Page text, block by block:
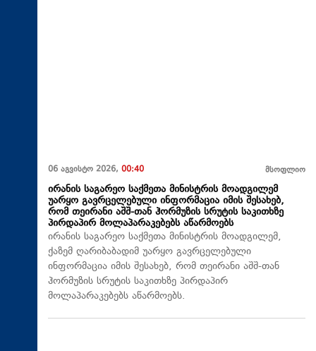
06 აგვისტო 2026, 00:40 მსოფლიო
ირანის საგარეო საქმეთა მინისტრის მოადგილემ
უარყო გავრცელებული ინფორმაცია იმის შესახებ,
რომ თეირანი აშშ-თან ჰორმუზის სრუტის საკითხზე
პირდაპირ მოლაპარაკებებს აწარმოებს
ირანის საგარეო საქმეთა მინისტრის მოადგილემ,
ქაზემ ღარიბაბადიმ უარყო გავრცელებული
ინფორმაცია იმის შესახებ, რომ თეირანი აშშ-თან
ჰორმუზის სრუტის საკითხზე პირდაპირ
მოლაპარაკებებს აწარმოებს.